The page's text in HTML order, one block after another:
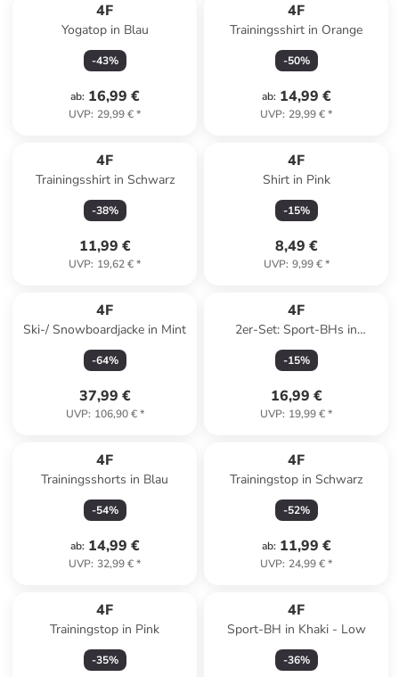
4F
Yogatop in Blau
-43%
ab: 16,99 €
UVP: 29,99 €*
4F
Trainingsshirt in Orange
-50%
ab: 14,99 €
UVP: 29,99 €*
4F
Trainingsshirt in Schwarz
-38%
11,99 €
UVP: 19,62 €*
4F
Shirt in Pink
-15%
8,49 €
UVP: 9,99 €*
4F
Ski-/ Snowboardjacke in Mint
-64%
37,99 €
UVP: 106,90 €*
4F
2er-Set: Sport-BHs in
Schwarz - Low
-15%
16,99 €
UVP: 19,99 €*
4F
Trainingsshorts in Blau
-54%
ab: 14,99 €
UVP: 32,99 €*
4F
Trainingstop in Schwarz
-52%
ab: 11,99 €
UVP: 24,99 €*
4F
Trainingstop in Pink
-35%
4F
Sport-BH in Khaki - Low
-36%